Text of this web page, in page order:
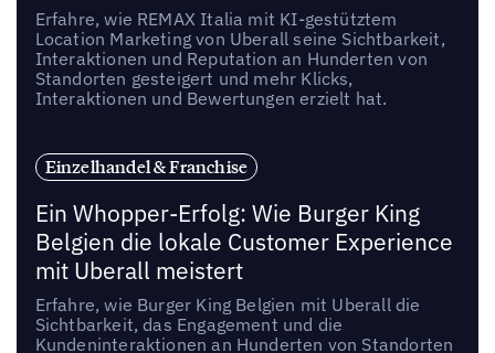
Erfahre, wie REMAX Italia mit KI-gestütztem
Location Marketing von Uberall seine Sichtbarkeit,
Interaktionen und Reputation an Hunderten von
Standorten gesteigert und mehr Klicks,
Interaktionen und Bewertungen erzielt hat.
Einzelhandel & Franchise
Ein Whopper-Erfolg: Wie Burger King
Belgien die lokale Customer Experience
mit Uberall meistert
Erfahre, wie Burger King Belgien mit Uberall die
Sichtbarkeit, das Engagement und die
Kundeninteraktionen an Hunderten von Standorten